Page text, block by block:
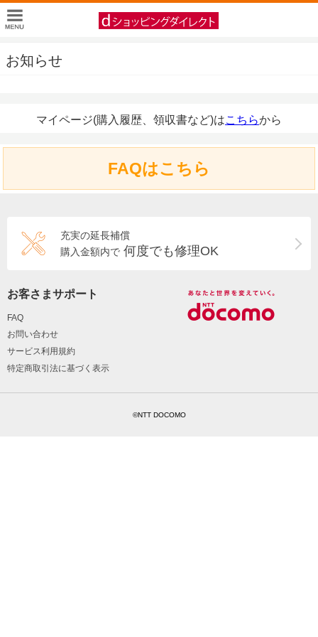
お知らせ
マイページ(購入履歴、領収書など)はこちらから
FAQはこちら
充実の延長補償
購入金額内で 何度でも修理OK
お客さまサポート
FAQ
お問い合わせ
サービス利用規約
特定商取引法に基づく表示
©NTT DOCOMO